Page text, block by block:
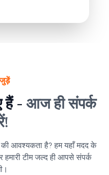
हैं - आज ही संपर्क
आवश्यकता है? हम यहाँ मदद के
टीम जल्द ही आपसे संपर्क